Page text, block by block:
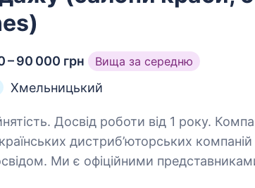
– 90 000 грн Вища за середню
Хмельницький
Досвід роботи від 1 року. Компанія «ІРІС» — ТОП-3
дистриб’юторських компаній
Ми є офіційними